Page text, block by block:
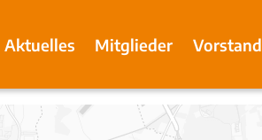
Aktuelles Mitglieder Vorstand